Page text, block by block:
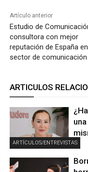
Artículo anterior
Estudio de
consultora con mejor
reputación de España
sector de comunicación
ARTICULOS
ARTÍCULOS/ENTREVISTAS